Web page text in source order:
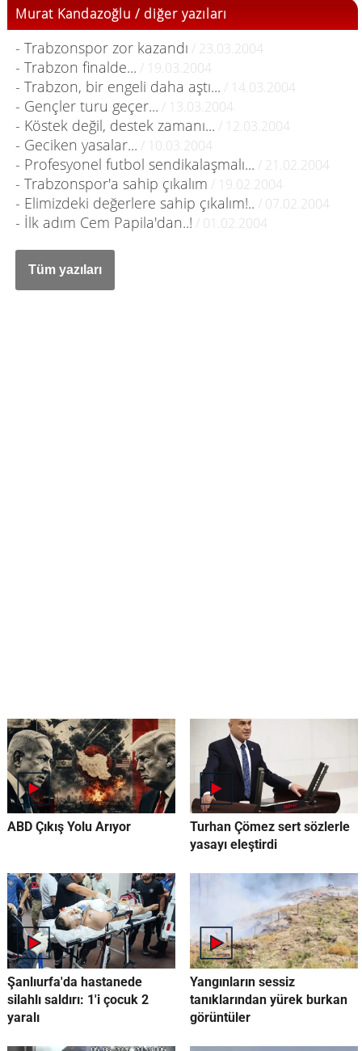
Murat Kandazoğlu / diğer yazıları
- Trabzonspor zor kazandı / 23.03.2004
- Trabzon finalde... / 19.03.2004
- Trabzon, bir engeli daha aştı... / 14.03.2004
- Gençler turu geçer... / 13.03.2004
- Köstek değil, destek zamanı... / 12.03.2004
- Geciken yasalar... / 10.03.2004
- Profesyonel futbol sendikalaşmalı... / 21.02.2004
- Trabzonspor'a sahip çıkalım / 19.02.2004
- Elimizdeki değerlere sahip çıkalım!.. / 07.02.2004
- İlk adım Cem Papila'dan..! / 01.02.2004
ABD Çıkış Yolu Arıyor
Turhan Çömez sert sözlerle
yasayı eleştirdi
Şanlıurfa'da hastanede
silahlı saldırı: 1'i çocuk 2
yaralı
Yangınların sessiz
tanıklarından yürek burkan
görüntüler